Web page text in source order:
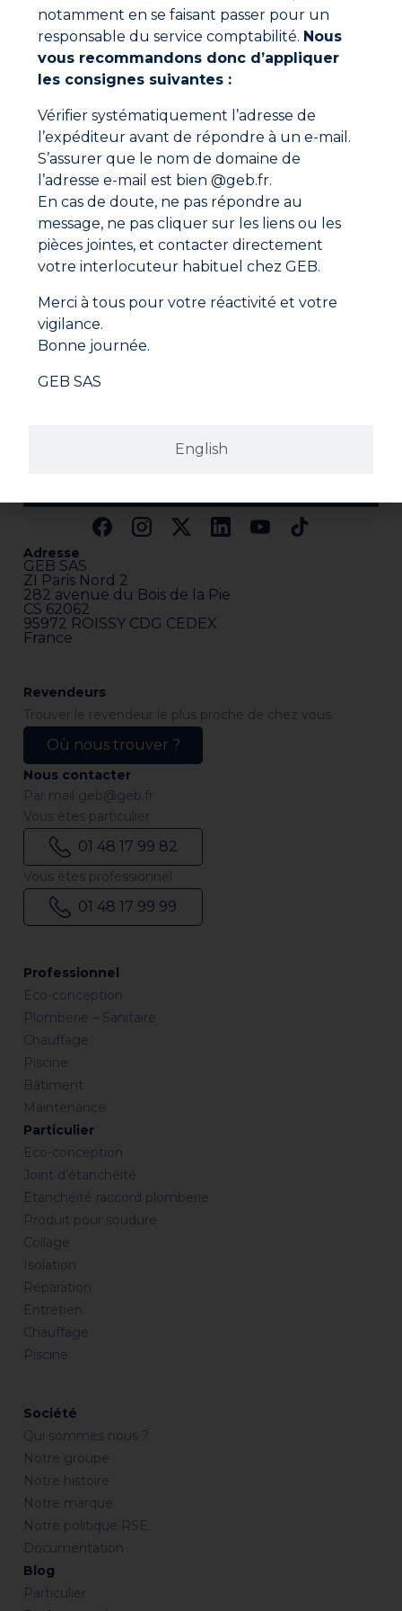
du joint doit être inférieure à la moitié de sa largeur
(en non débouchant).
Couper l’extrémité de la buse, à un diamètre
légèrement inférieur à celui du joint, puis appliquer
le produit.
Remise en eau de l’appareil sanitaire possible à partir
de 60 minutes après la pose du joint.
Fiche technique
DOP déclaration des performances
Vidéo de présentation
Adresse
GEB SAS
ZI Paris Nord 2
282 avenue du Bois de la Pie
CS 62062
95972 ROISSY CDG CEDEX
France
Professionnel
Eco-conception
Plomberie – Sanitaire
Chauffage
Piscine
Bâtiment
Maintenance
Particulier
Eco-conception
Joint d’étanchéité
Etanchéité raccord plomberie
Produit pour soudure
Collage
Isolation
Réparation
Entretien
Chauffage
Piscine
Société
Qui sommes nous ?
Notre groupe
Notre histoire
Notre marque
Notre politique RSE
Documentation
Blog
Particulier
Revendeurs
Trouver le revendeur le plus proche de chez vous.
Où nous trouver ?
Nous contacter
Par mail geb@geb.fr
Vous êtes particulier
01 48 17 99 82
Vous êtes professionnel
01 48 17 99 99
English
notamment en se faisant passer pour un
responsable du service comptabilité. Nous
vous recommandons donc d’appliquer
les consignes suivantes :
Vérifier systématiquement l’adresse de
l’expéditeur avant de répondre à un e-mail.
S’assurer que le nom de domaine de
l’adresse e-mail est bien @geb.fr.
En cas de doute, ne pas répondre au
message, ne pas cliquer sur les liens ou les
pièces jointes, et contacter directement
votre interlocuteur habituel chez GEB.
Merci à tous pour votre réactivité et votre
vigilance.
Bonne journée.
GEB SAS